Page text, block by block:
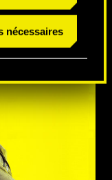
nécessaires